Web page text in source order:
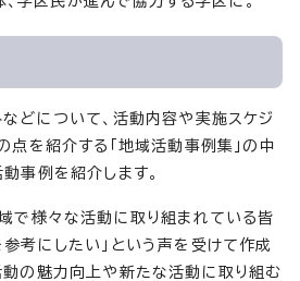
どについて、活動内容や実施スケジ
点を紹介する「地域活動事例集」の中
事例を紹介します。
で様々な活動に取り組まれている皆
考にしたい」という声を受けて作成
動の魅力向上や新たな活動に取り組む